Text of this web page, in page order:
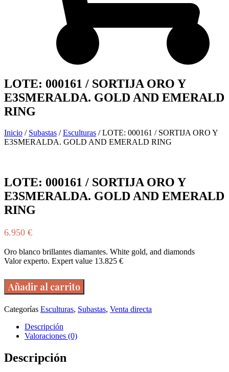
LOTE: 000161 / SORTIJA ORO Y
E3SMERALDA. GOLD AND EMERALD
RING
Inicio / Subastas /Esculturas / LOTE: 000161 / SORTIJA ORO Y
E3SMERALDA. GOLD AND EMERALD RING
LOTE: 000161 / SORTIJA ORO Y
E3SMERALDA. GOLD AND EMERALD
RING
6.950 €
Oro blanco brillantes diamantes. White gold, and diamonds
Valor experto. Expert value 13.825 €
LOTE:
000161
/
SORTIJA
ORO
E3SMERALDA.
GOLD
AND
EMERALD
Añadir al carrito
Categorías Esculturas, Subastas, Venta directa
Descripción
Valoraciones (0)
Descripción